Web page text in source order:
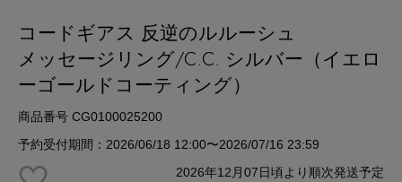
コードギアス 反逆のルルーシュ
メッセージリング/C.C. シルバー（イエロ
ーゴールドコーティング）
商品番号 CG0100025200
予約受付期間：2026/06/18 12:00〜2026/07/16 23:59
2026年12月07日頃より順次発送予定